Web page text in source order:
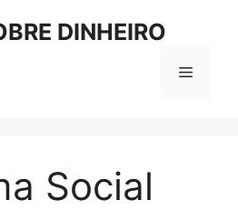
DINHEIRO
Menu
Social